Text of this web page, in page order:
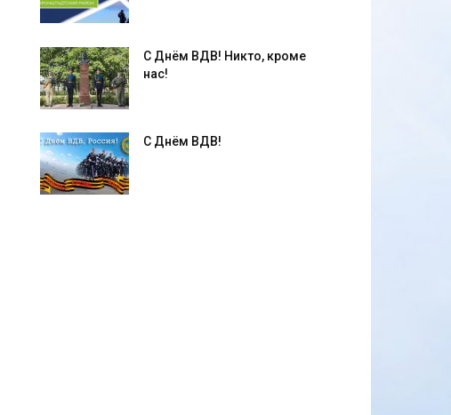
С Днём ВДВ! Никто, кроме
нас!
С Днём ВДВ!